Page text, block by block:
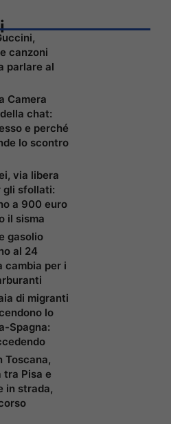
canzoni
parlare al
Camera
chat:
e perché
lo scontro
via libera
gli sfollati:
a 900 euro
il sisma
gasolio
al 24
cambia per i
di migranti
lo
Spagna:
Toscana,
Pisa e
in strada,